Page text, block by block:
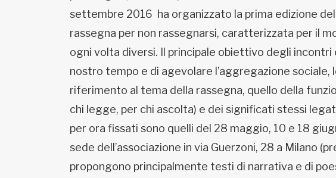
settembre 2016 ha organizzato la prima edizione
rassegna per non rassegnarsi, caratterizzata per il
ogni volta diversi. Il principale obiettivo degli
nostro tempo e di agevolare l’aggregazione sociale,
riferimento al tema della rassegna, quello della
chi legge, per chi ascolta) e dei significati stessi
per ora fissati sono quelli del 28 maggio, 10 e 18
sede dell’associazione in via Guerzoni, 28 a Milano
propongono principalmente testi di narrativa e di